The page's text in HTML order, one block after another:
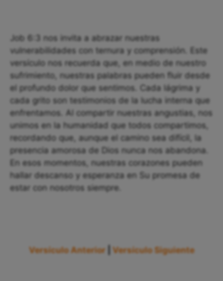
Job 6:3 nos invita a abrazar nuestras
vulnerabilidades con ternura y comprensión. Este
versículo nos recuerda que, en medio de nuestro
sufrimiento, nuestras palabras pueden fluir desde
el profundo dolor que sentimos. Cada lágrima y
cada grito son testimonios de la lucha interna que
enfrentamos. Al compartir nuestras angustias, nos
unimos en la humanidad que todos compartimos,
recordando que, aunque el camino sea difícil, la
presencia amorosa de Dios nunca nos abandona.
En esos momentos, nuestras corazones pueden
hallar descanso y esperanza en Su promesa de
estar con nosotros siempre.
Versículo Anterior Versículo Siguiente